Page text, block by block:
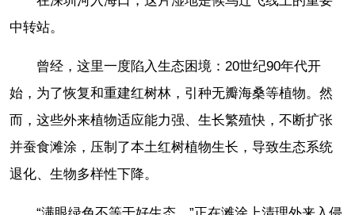
中转站。
曾经，这里一度陷入生态困境：20世纪90年代开
始，为了恢复和重建红树林，引种无瓣海桑等植物。然
而，这些外来植物适应能力强、生长繁殖快，不断扩张
并蚕食滩涂，压制了本土红树植物生长，导致生态系统
退化、生物多样性下降。